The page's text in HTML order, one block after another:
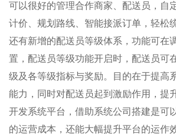
可以很好的管理合作商家、配送员，自
计价、规划路线、智能接派订单，轻松
还有新增的配送员等级体系，功能可在
置，配送员等级功能开启时，配送员可
级及各等级指标与奖励。目的在于提高
能力，同时对配送员起到激励作用，提
开发系统平台，借助系统公司搭建是可
的运营成本，还能大幅提升平台的运作